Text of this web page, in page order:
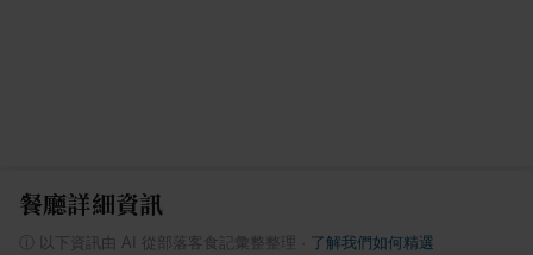
餐廳詳細資訊
以下資訊由 AI 從部落客食記彙整整理 了解我們如何精選